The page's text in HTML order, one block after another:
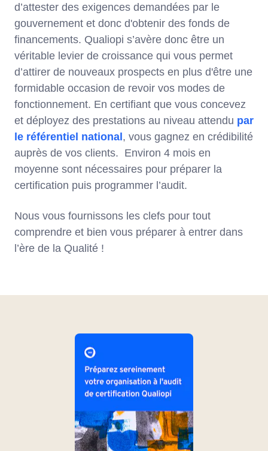
d’attester des exigences demandées par le
gouvernement et donc d'obtenir des fonds de
financements. Qualiopi s’avère donc être un
véritable levier de croissance qui vous permet
d’attirer de nouveaux prospects en plus d'être une
formidable occasion de revoir vos modes de
fonctionnement. En certifiant que vous concevez
et déployez des prestations au niveau attendu par
le référentiel national, vous gagnez en crédibilité
auprès de vos clients. Environ 4 mois en
moyenne sont nécessaires pour préparer la
certification puis programmer l’audit.
Nous vous fournissons les clefs pour tout
comprendre et bien vous préparer à entrer dans
l’ère de la Qualité !